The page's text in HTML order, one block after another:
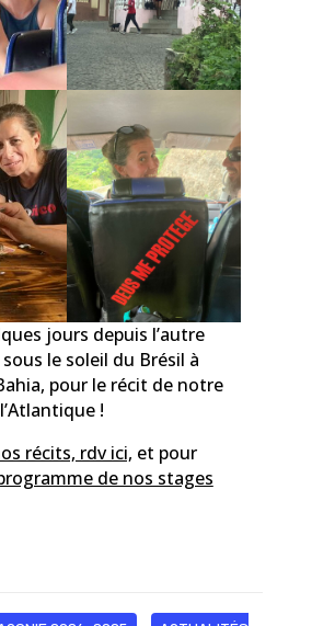
jours depuis l’autre
le soleil du Brésil à
pour le récit de notre
!
récits, rdv ici, et pour
de nos stages